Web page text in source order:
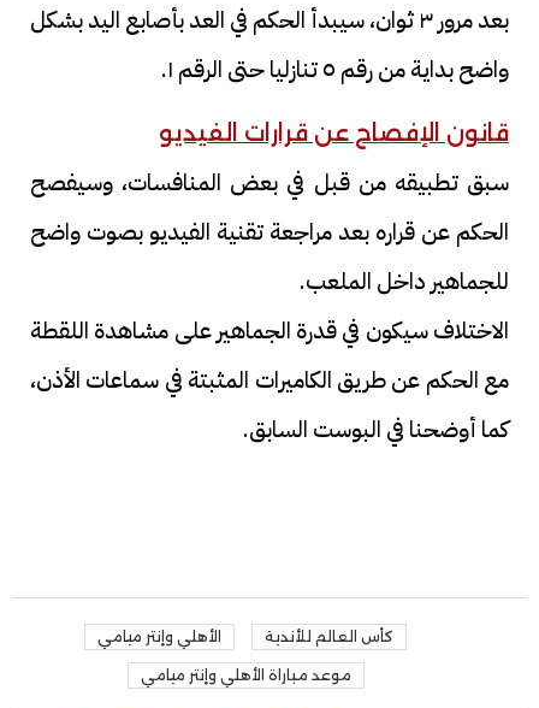
بعد مرور ٣ ثوان، سيبدأ الحكم في العد بأصابع اليد بشكل
واضح بداية من رقم ٥ تنازليا حتى الرقم ١.
قانون الإفصاح عن قرارات الفيديو
سبق تطبيقه من قبل في بعض المنافسات، وسيفصح
الحكم عن قراره بعد مراجعة تقنية الفيديو بصوت واضح
للجماهير داخل الملعب.
الاختلاف سيكون في قدرة الجماهير على مشاهدة اللقطة
مع الحكم عن طريق الكاميرات المثبتة في سماعات الأذن،
كما أوضحنا في البوست السابق.
كأس العالم للأندية الأهلي وإنتر ميامي
موعد مباراة الأهلي وإنتر ميامي